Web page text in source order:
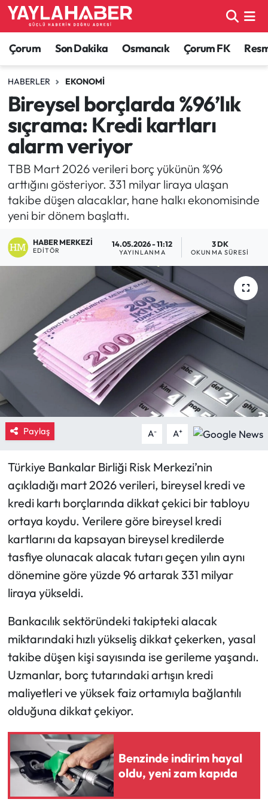
Çorum Son Dakika Osmancık Çorum FK
HABERLER EKONOMI
Bireysel borçlarda %96’lık
sıçrama: Kredi kartları
alarm veriyor
TBB Mart 2026 verileri borç yükünün %96
arttığını gösteriyor. 331 milyar liraya ulaşan
takibe düşen alacaklar, hane halkı ekonomisinde
yeni bir dönem başlattı.
HABER MERKEZI
EDITÖR
14.05.2026 - 11:12
YAYINLANMA
3 DK
OKUNMA SÜRESI
Paylaş A- A+
Türkiye Bankalar Birliği Risk Merkezi’nin
açıkladığı mart 2026 verileri, bireysel kredi ve
kredi kartı borçlarında dikkat çekici bir tabloyu
ortaya koydu. Verilere göre bireysel kredi
kartlarını da kapsayan bireysel kredilerde
tasfiye olunacak alacak tutarı geçen yılın aynı
dönemine göre yüzde 96 artarak 331 milyar
liraya yükseldi.
Bankacılık sektöründeki takipteki alacak
miktarındaki hızlı yükseliş dikkat çekerken, yasal
takibe düşen kişi sayısında ise gerileme yaşandı.
Uzmanlar, borç tutarındaki artışın kredi
maliyetleri ve yüksek faiz ortamıyla bağlantılı
olduğuna dikkat çekiyor.
Benzinde indirim hayal
oldu, yeni zam kapıda
Alaca Haberleri
Bayat Haberleri
Bilgi - Keşfet Haberleri
Bilim ve Teknoloji
Boğazkale Haberleri
Çorum Haberleri
Ekonomi
Güncel
İskilip Haberleri
Kargı Haberleri
Kimdir?
Kültür Sanat
Laçin Haberleri
Magazin
Mecitözü Haberleri
Oğuzlar Haberleri
Ortaköy Haberleri
Osmancık Haberleri
Otomotiv
Resmi İlan
Resmi Reklam
Sağlık
Çorum Nöbetçi Eczaneler
Çorum Hava Durumu
Çorum Namaz Vakitleri
Çorum Trafik Yoğunluk Haritası
TFF 1.Lig Puan Durumu ve Fikstür
Tüm Manşetler